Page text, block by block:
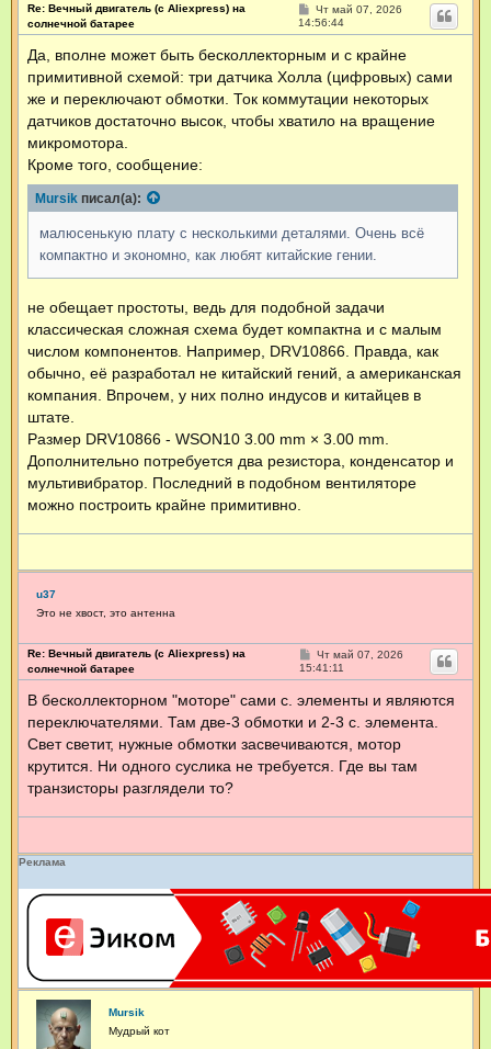
Re: Вечный двигатель (с Aliexpress) на
солнечной батарее
С
о
о
щ
е
и
Чт май 07, 2026
14:56:44
Да, вполне может быть бесколлекторным и с крайне
примитивной схемой: три датчика Холла (цифровых) сами
же и переключают обмотки. Ток коммутации некоторых
датчиков достаточно высок, чтобы хватило на вращение
микромотора.
Кроме того, сообщение:
Mursik писал(а):
малюсенькую плату с несколькими деталями. Очень всё
компактно и экономно, как любят китайские гении.
не обещает простоты, ведь для подобной задачи
классическая сложная схема будет компактна и с малым
числом компонентов. Например, DRV10866. Правда, как
обычно, её разработал не китайский гений, а американская
компания. Впрочем, у них полно индусов и китайцев в
штате.
Размер DRV10866 - WSON10 3.00 mm × 3.00 mm.
Дополнительно потребуется два резистора, конденсатор и
мультивибратор. Последний в подобном вентиляторе
можно построить крайне примитивно.
u37
Это не хвост, это антенна
Re: Вечный двигатель (с Aliexpress) на
солнечной батарее
С
о
о
щ
е
и
Чт май 07, 2026
15:41:11
В бесколлекторном "моторе" сами с. элементы и являются
переключателями. Там две-3 обмотки и 2-3 с. элемента.
Свет светит, нужные обмотки засвечиваются, мотор
крутится. Ни одного суслика не требуется. Где вы там
транзисторы разглядели то?
Реклама
Mursik
Мудрый кот